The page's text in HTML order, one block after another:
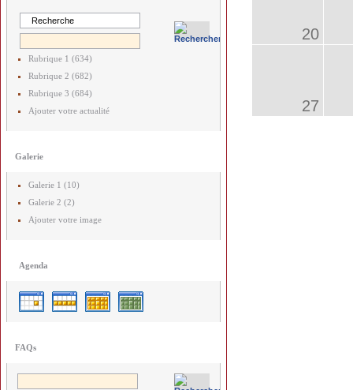
Rubrique 1 (634)
Rubrique 2 (682)
Rubrique 3 (684)
Ajouter votre actualité
Galerie
Galerie 1 (10)
Galerie 2 (2)
Ajouter votre image
Agenda
FAQs
20
27